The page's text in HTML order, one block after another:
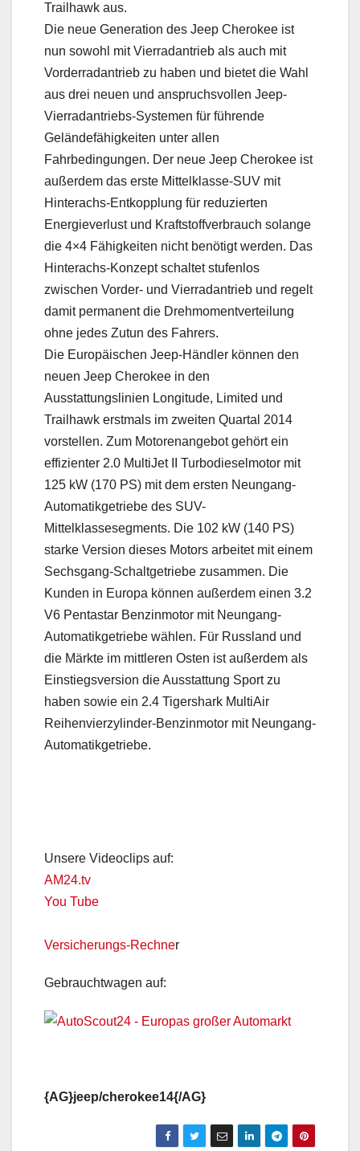
Trailhawk aus.
Die neue Generation des Jeep Cherokee ist
nun sowohl mit Vierradantrieb als auch mit
Vorderradantrieb zu haben und bietet die Wahl
aus drei neuen und anspruchsvollen Jeep-
Vierradantriebs-Systemen für führende
Geländefähigkeiten unter allen
Fahrbedingungen. Der neue Jeep Cherokee ist
außerdem das erste Mittelklasse-SUV mit
Hinterachs-Entkopplung für reduzierten
Energieverlust und Kraftstoffverbrauch solange
die 4×4 Fähigkeiten nicht benötigt werden. Das
Hinterachs-Konzept schaltet stufenlos
zwischen Vorder- und Vierradantrieb und regelt
damit permanent die Drehmomentverteilung
ohne jedes Zutun des Fahrers.
Die Europäischen Jeep-Händler können den
neuen Jeep Cherokee in den
Ausstattungslinien Longitude, Limited und
Trailhawk erstmals im zweiten Quartal 2014
vorstellen. Zum Motorenangebot gehört ein
effizienter 2.0 MultiJet II Turbodieselmotor mit
125 kW (170 PS) mit dem ersten Neungang-
Automatikgetriebe des SUV-
Mittelklassesegments. Die 102 kW (140 PS)
starke Version dieses Motors arbeitet mit einem
Sechsgang-Schaltgetriebe zusammen. Die
Kunden in Europa können außerdem einen 3.2
V6 Pentastar Benzinmotor mit Neungang-
Automatikgetriebe wählen. Für Russland und
die Märkte im mittleren Osten ist außerdem als
Einstiegsversion die Ausstattung Sport zu
haben sowie ein 2.4 Tigershark MultiAir
Reihenvierzylinder-Benzinmotor mit Neungang-
Automatikgetriebe.
Unsere Videoclips auf:
AM24.tv
You Tube
Versicherungs-Rechner
Gebrauchtwagen auf:
{AG}jeep/cherokee14{/AG}